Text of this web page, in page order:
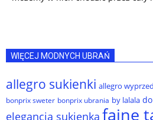
WIĘCEJ MODNYCH UBRAŃ
allegro sukienki allegro
bonprix sweter bonprix ubrania by lalala
elegancja sukienka fajne